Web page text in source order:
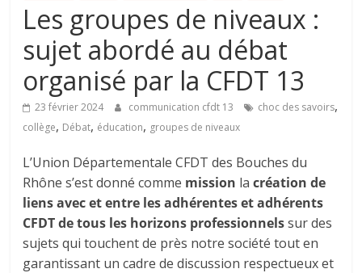
Les groupes de niveaux :
sujet abordé au débat
organisé par la CFDT 13
23 février 2024 communication cfdt 13 choc des savoirs,
collège, Débat, éducation, groupes de niveaux
L’Union Départementale CFDT des Bouches du
Rhône s’est donné comme mission lacréation de
liens avec et entre les adhérentes et adhérents
CFDT de tous les horizons professionnelssur des
sujets qui touchent de près notre société tout en
garantissant un cadre de discussion respectueux et